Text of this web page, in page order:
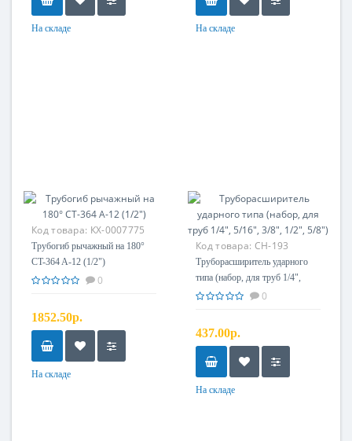
На складе На складе
Код товара: КХ-0007775
Трубогиб рычажный на 180°
CT-364 A-12 (1/2")
0
1852.50р.
На складе
Код товара: CH-193
Труборасширитель ударного
типа (набор, для труб 1/4",
5/16", 3/8", 1/2", 5/8")
0
437.00р.
На складе